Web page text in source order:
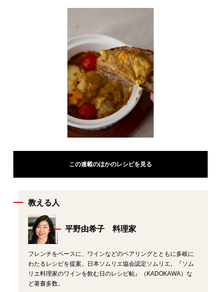
この連載のほかのレシピを見る
教える人
平野由希子 料理家
フレンチをベースに、ワインなどのペアリングとともに多岐に
わたるレシピを提案。日本ソムリエ協会認定ソムリエ。『ソム
リエ料理家のワインを飲む日のレシピ帖』（KADOKAWA）な
ど著書多数。